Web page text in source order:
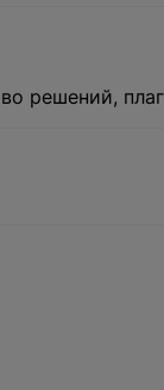
решений,